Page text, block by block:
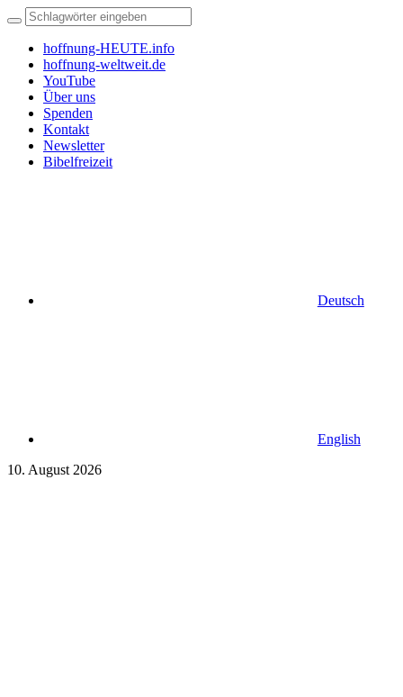
hoffnung-HEUTE.info
hoffnung-weltweit.de
YouTube
Über uns
Spenden
Kontakt
Newsletter
Bibelfreizeit
Deutsch
English
10. August 2026